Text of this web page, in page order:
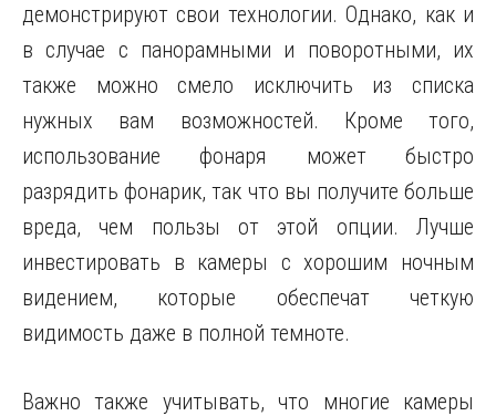
демонстрируют свои технологии. Однако, как и
в случае с панорамными и поворотными, их
также можно смело исключить из списка
нужных вам возможностей. Кроме того,
использование фонаря может быстро
разрядить фонарик, так что вы получите больше
вреда, чем пользы от этой опции. Лучше
инвестировать в камеры с хорошим ночным
видением, которые обеспечат четкую
видимость даже в полной темноте.
Важно также учитывать, что многие камеры